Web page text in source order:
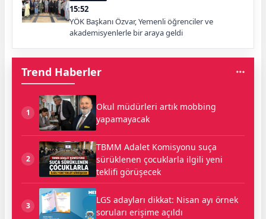
15:52
YÖK Başkanı Özvar, Yemenli öğrenciler ve
akademisyenlerle bir araya geldi
Trend Haberler
1
Okul müdürleri artık mobbing
yapamayacak
2
TBMM Adalet Komisyonu suça
sürüklenen çocuklarla ilgili yeni
teklifi görüşecek
3
LGS adayları dikkat: Nisan ayı örnek
soruları erişime açıldı